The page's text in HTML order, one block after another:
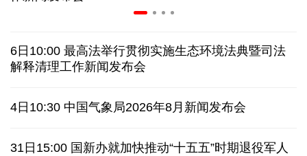
白宫否认特朗普与赫格塞思因弹药库存短缺发生争执
美媒称美国增派人手 在古巴加大力度开展情报活动
巴西降级与阿根廷关系 阿称驻巴大使将“回国休假”
6日10:00 最高法举行贯彻实施生态环境法典暨司法
解释清理工作新闻发布会
4日10:30 中国气象局2026年8月新闻发布会
31日15:00 国新办就加快推动“十五五”时期退役军人